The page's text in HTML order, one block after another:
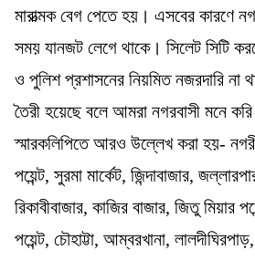
মারাত্মক বেগ পেতে হয়। এসবের কারণে
সময় যানজট লেগে থাকে। সিলেট সিটি
ও পুলিশ প্রশাসনের নিয়মিত নজরদারি না
তৈরী হয়েছে বলে আমরা নগরবাসী মনে
স্মারকলিপিতে আরও উল্লেখ করা হয়-
পয়েন্ট, সুরমা মার্কেট, জিন্দাবাজার,
রিকাবীবাজার, কাজির বাজার, জিতু মিয়ার
পয়েন্ট, চৌহাট্টা, আম্বরখানা,